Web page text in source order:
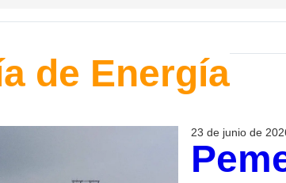
de Energía
23 de junio de